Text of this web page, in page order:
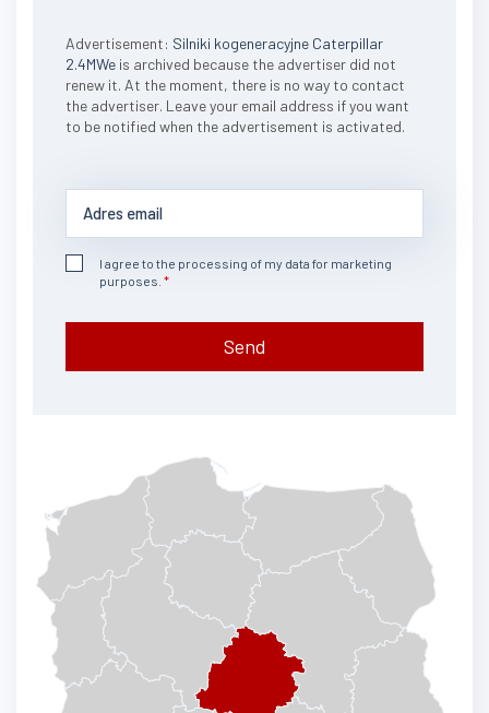
Advertisement: Silniki kogeneracyjne Caterpillar
2.4MWe is archived because the advertiser did not
renew it. At the moment, there is no way to contact
the advertiser. Leave your email address if you want
to be notified when the advertisement is activated.
I agree to the processing of my data for marketing
purposes.
Send